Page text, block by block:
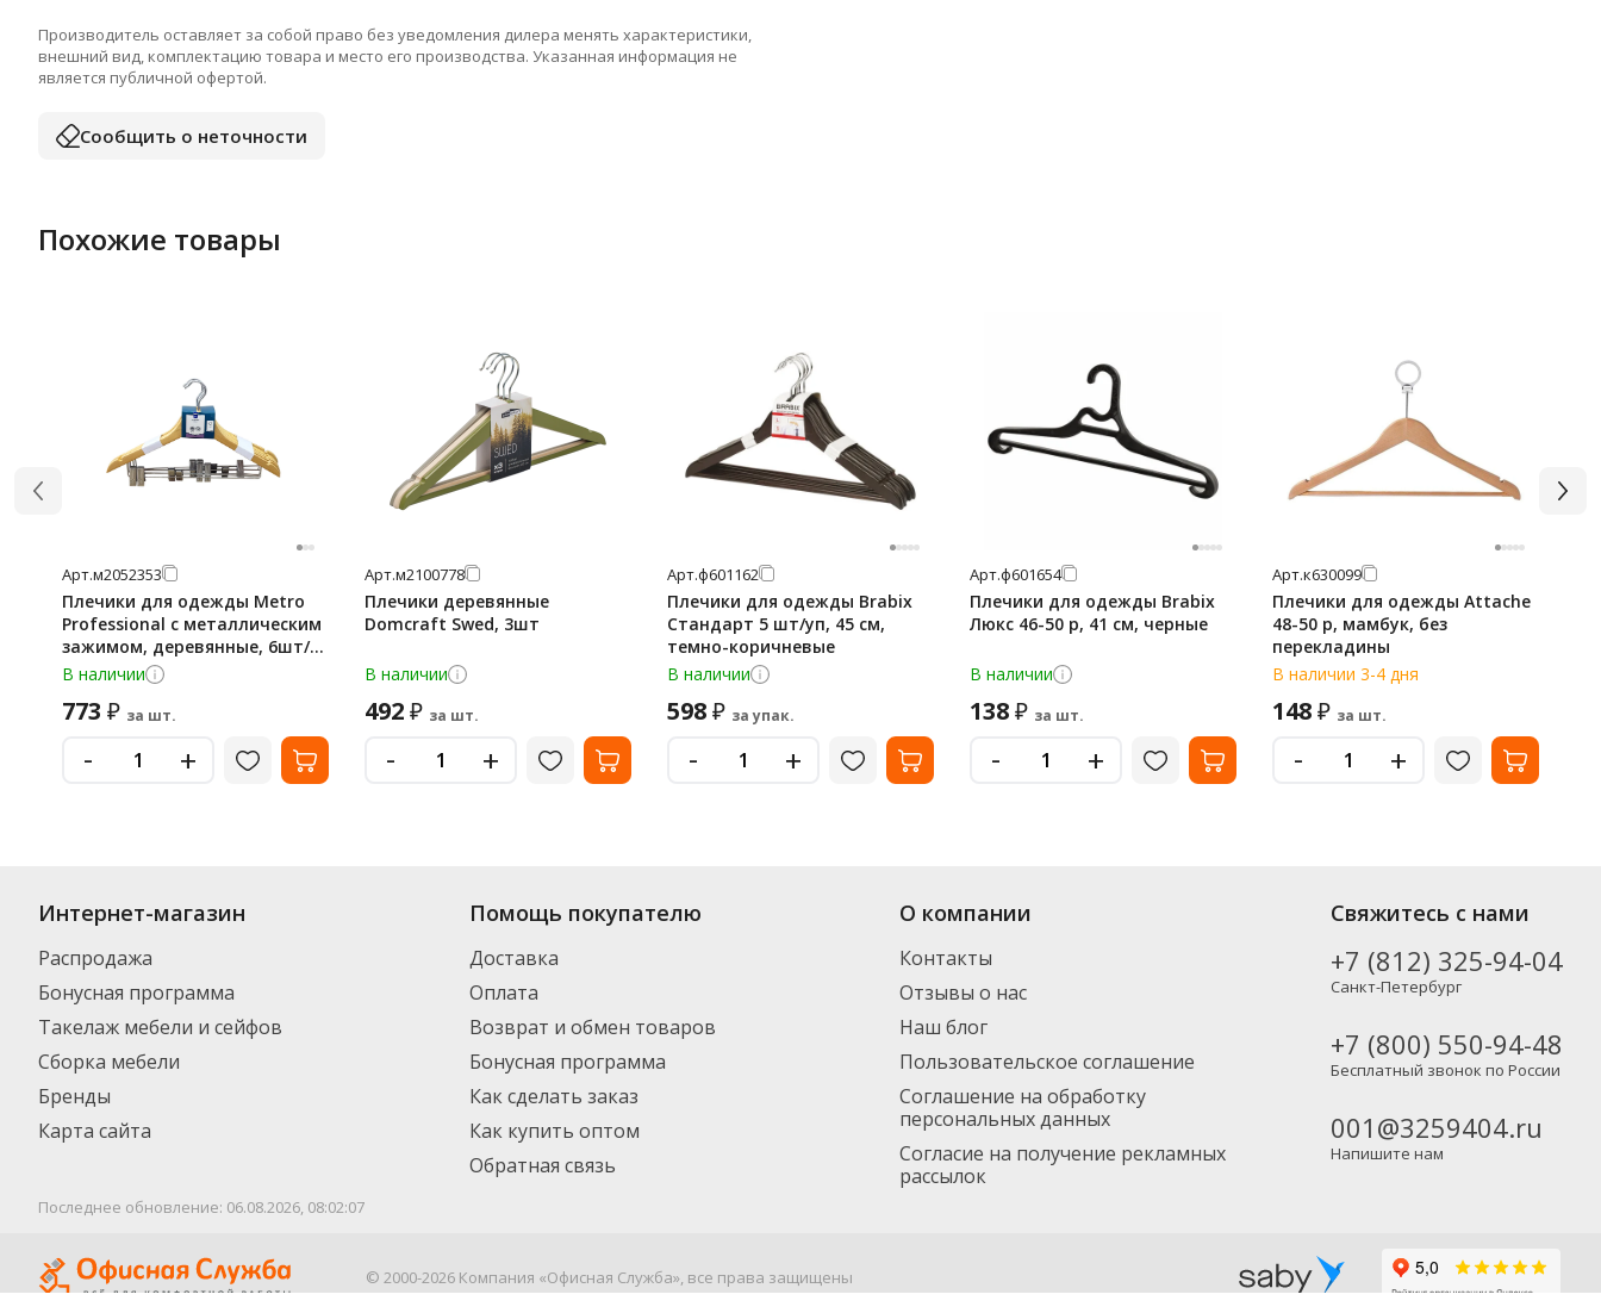
Производитель оставляет за собой право без уведомления дилера менять характеристики,
внешний вид, комплектацию товара и место его производства. Указанная информация не
является публичной офертой.
Сообщить о неточности
Похожие товары
Арт.м2052353
Плечики для одежды Metro
Professional с металлическим
зажимом, деревянные, 6шт/
уп
В наличии
773 ₽ за шт.
- +
Арт.м2100778
Плечики деревянные
Domcraft Swed, 3шт
В наличии
492₽ за шт.
- +
Арт.ф601162
Плечики для одежды Brabix
Стандарт 5 шт/уп, 45 см,
темно-коричневые
В наличии
598₽ за упак.
- +
Арт.ф601654
Плечики для одежды Brabix
Люкс 46-50 р, 41 см, черные
В наличии
138₽ за шт.
- +
Арт.к630099
Плечики для одежды Attache
48-50 р, мамбук, без
перекладины
В наличии 3-4 дня
148₽ за шт.
- +
Интернет-магазин
Распродажа
Бонусная программа
Такелаж мебели и сейфов
Сборка мебели
Бренды
Карта сайта
Помощь покупателю
Доставка
Оплата
Возврат и обмен товаров
Бонусная программа
Как сделать заказ
Как купить оптом
Обратная связь
О компании
Контакты
Отзывы о нас
Наш блог
Пользовательское соглашение
Соглашение на обработку
персональных данных
Согласие на получение рекламных
рассылок
Свяжитесь с нами
+7 (812) 325-94-04
Санкт-Петербург
+7 (800) 550-94-48
Бесплатный звонок по России
001@3259404.ru
Напишите нам
Последнее обновление: 06.08.2026, 08:02:07
© 2000-2026 Компания «Офисная Служба», все права защищены